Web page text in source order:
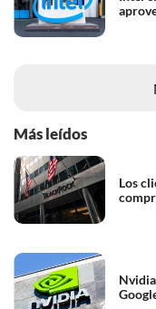
Más leídos
Los